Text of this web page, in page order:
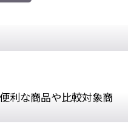
利な商品や比較対象商